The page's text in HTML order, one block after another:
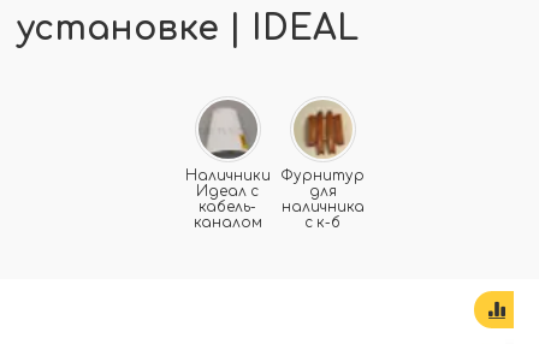
установке | IDEAL
Наличники
Идеал с
кабель-
каналом
Фурнитура
для
наличника
с к-б